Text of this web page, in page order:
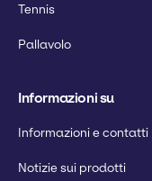
Tennis
Pallavolo
Informazioni su
Informazioni e contatti
Notizie sui prodotti